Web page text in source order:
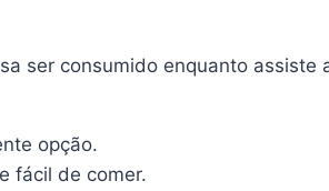
ser consumido enquanto assiste
opção.
fácil de comer.